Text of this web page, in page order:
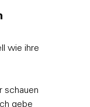
wie ihre
schauen
gebe